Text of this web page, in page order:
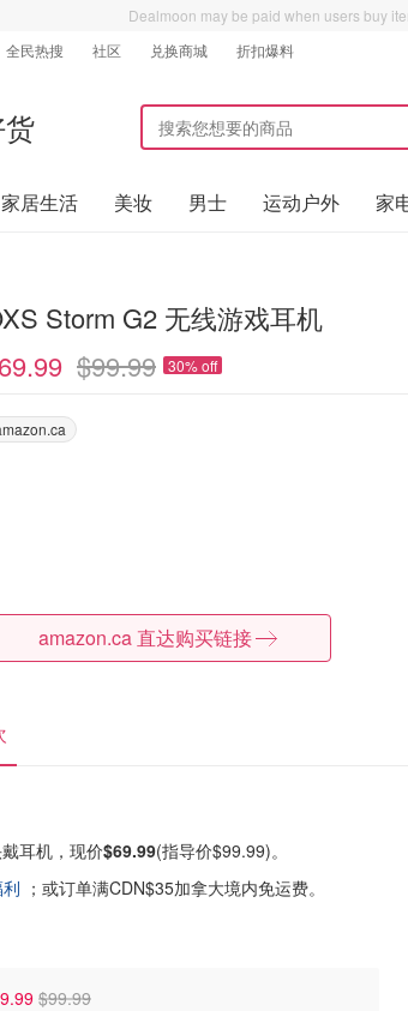
Dealmoon may be paid when users buy
全民热搜 社区 兑换商城 折扣爆料
家居生活 美妆 男士 运动户外 家
Storm G2 无线游戏耳机
$99.99 30% off
amazon.ca 直达购买链接
耳机，现价$69.99(指导价$99.99)。
；或订单满CDN$35加拿大境内免运费。
$99.99